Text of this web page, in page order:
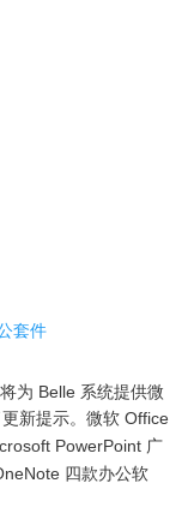
将为 Belle 系统提供微
新提示。微软 Office
PowerPoint 广
四款办公软